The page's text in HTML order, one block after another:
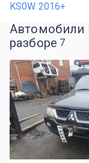
KS0W 2016+
Автомобили
разборе 7